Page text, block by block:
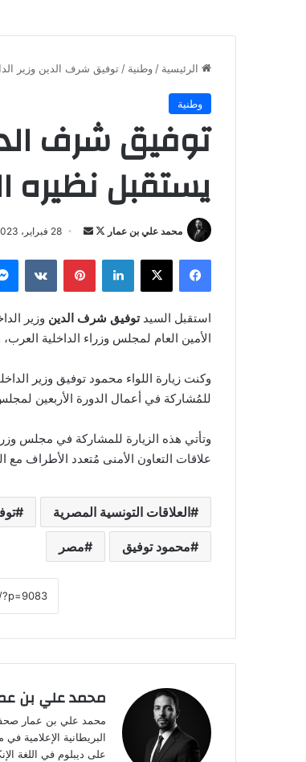
الرئيسية / وطنية / توفيق شرف الدين وزير
وطنية
توفيق شرف
يستقبل نظيره
محمد علي بن عمار
تابعأرسل
إلكترونيا
28 فبراير، 2023
فيسبوك ‫X لينكدإن بينتيريست
استقبل السيد توفيق شرف الدين
الأمين العام لمجلس وزراء الداخلية
وكنت زيارة اللواء محمود توفيق وزير
للمُشاركة في أعمال الدورة الأربعين
وتأتي هذه الزيارة للمشاركة في مجلس
علاقات التعاون الأمنى مُتعدد الأطراف مع
العلاقات التونسية المصرية
محمود توفيق مصر
محمد علي بن
على ديبلوم في اللغة